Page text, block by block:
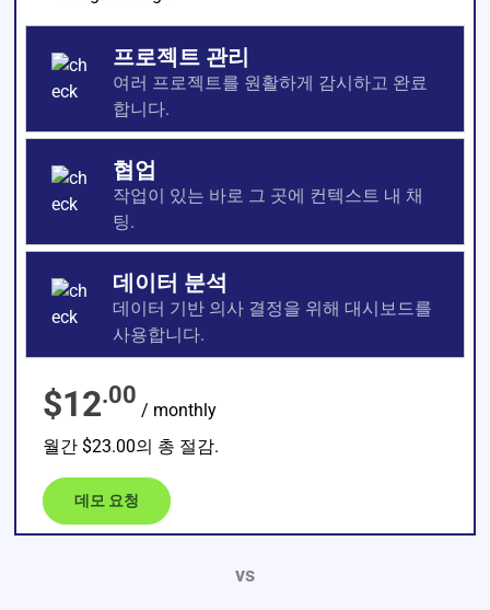
프로젝트 관리
여러 프로젝트를 원활하게 감시하고 완료
합니다.
협업
작업이 있는 바로 그 곳에 컨텍스트 내 채
팅.
데이터 분석
데이터 기반 의사 결정을 위해 대시보드를
사용합니다.
$12.00
/ monthly
월간 $23.00의 총 절감.
데모 요청
vs